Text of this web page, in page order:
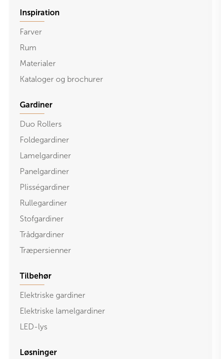
Inspiration
Farver
Rum
Materialer
Kataloger og brochurer
Gardiner
Duo Rollers
Foldegardiner
Lamelgardiner
Panelgardiner
Plisségardiner
Rullegardiner
Stofgardiner
Trådgardiner
Træpersienner
Tilbehør
Elektriske gardiner
Elektriske lamelgardiner
LED-lys
Løsninger